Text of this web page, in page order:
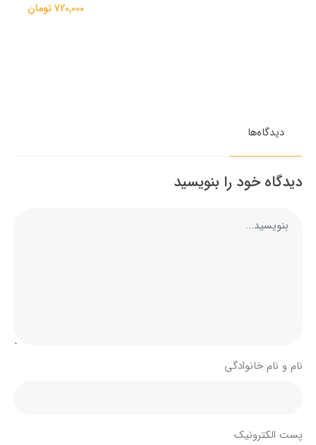
720,000 تومان
دیدگاه‌ها
دیدگاه خود را بنویسید
نام و نام خانوادگی
پست الکترونیک